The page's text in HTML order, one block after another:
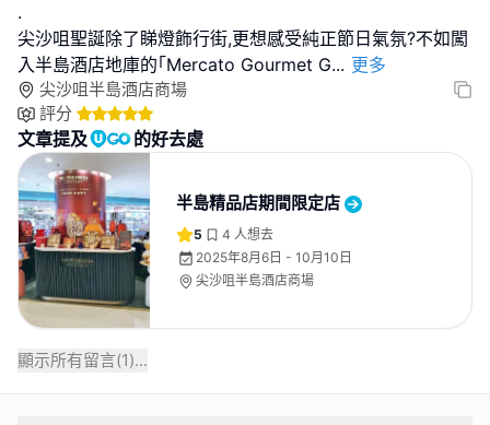
.
尖沙咀聖誕除了睇燈飾行街,更想感受純正節日氣氛?不如闖
入半島酒店地庫的｢Mercato Gourmet G... 更多
尖沙咀半島酒店商場
評分
文章提及 的好去處
半島精品店期間限定店
5 4 人想去
2025年8月6日 - 10月10日
尖沙咀半島酒店商場
顯示所有留言(1)...